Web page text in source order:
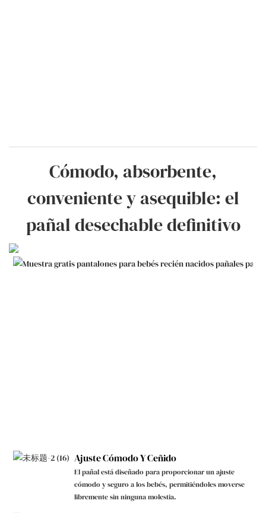
Cómodo, absorbente,
conveniente y asequible: el
pañal desechable definitivo
Ajuste Cómodo Y Ceñido
El pañal está diseñado para proporcionar un ajuste
cómodo y seguro a los bebés, permitiéndoles moverse
libremente sin ninguna molestia.